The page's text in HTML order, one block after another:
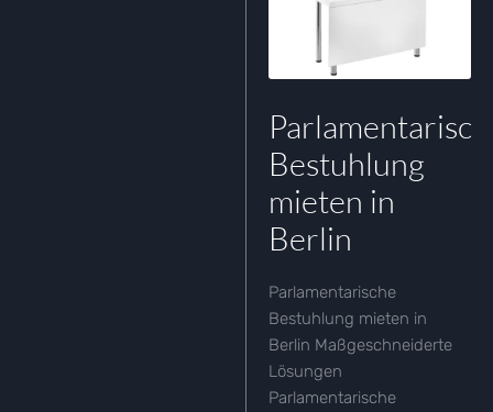
Bestuhlung
mieten in
Berlin
Parlamentarische
Bestuhlung mieten in
Berlin Maßgeschneiderte
Lösungen
Parlamentarische